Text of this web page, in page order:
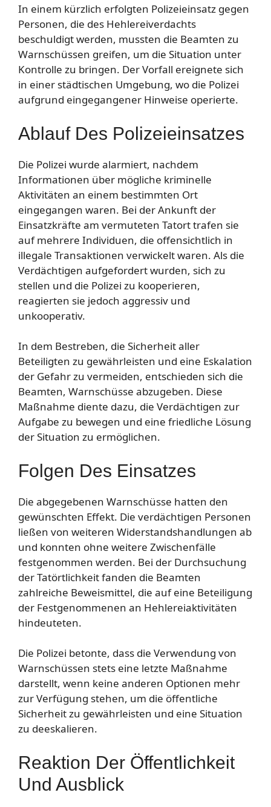
In einem kürzlich erfolgten Polizeieinsatz gegen
Personen, die des Hehlereiverdachts
beschuldigt werden, mussten die Beamten zu
Warnschüssen greifen, um die Situation unter
Kontrolle zu bringen. Der Vorfall ereignete sich
in einer städtischen Umgebung, wo die Polizei
aufgrund eingegangener Hinweise operierte.
Ablauf Des Polizeieinsatzes
Die Polizei wurde alarmiert, nachdem
Informationen über mögliche kriminelle
Aktivitäten an einem bestimmten Ort
eingegangen waren. Bei der Ankunft der
Einsatzkräfte am vermuteten Tatort trafen sie
auf mehrere Individuen, die offensichtlich in
illegale Transaktionen verwickelt waren. Als die
Verdächtigen aufgefordert wurden, sich zu
stellen und die Polizei zu kooperieren,
reagierten sie jedoch aggressiv und
unkooperativ.
In dem Bestreben, die Sicherheit aller
Beteiligten zu gewährleisten und eine Eskalation
der Gefahr zu vermeiden, entschieden sich die
Beamten, Warnschüsse abzugeben. Diese
Maßnahme diente dazu, die Verdächtigen zur
Aufgabe zu bewegen und eine friedliche Lösung
der Situation zu ermöglichen.
Folgen Des Einsatzes
Die abgegebenen Warnschüsse hatten den
gewünschten Effekt. Die verdächtigen Personen
ließen von weiteren Widerstandshandlungen ab
und konnten ohne weitere Zwischenfälle
festgenommen werden. Bei der Durchsuchung
der Tatörtlichkeit fanden die Beamten
zahlreiche Beweismittel, die auf eine Beteiligung
der Festgenommenen an Hehlereiaktivitäten
hindeuteten.
Die Polizei betonte, dass die Verwendung von
Warnschüssen stets eine letzte Maßnahme
darstellt, wenn keine anderen Optionen mehr
zur Verfügung stehen, um die öffentliche
Sicherheit zu gewährleisten und eine Situation
zu deeskalieren.
Reaktion Der Öffentlichkeit
Und Ausblick